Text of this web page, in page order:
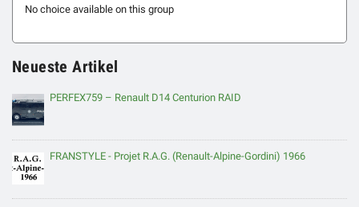
No choice available on this group
Neueste Artikel
PERFEX759 – Renault D14 Centurion RAID
FRANSTYLE - Projet R.A.G. (Renault-Alpine-Gordini) 1966